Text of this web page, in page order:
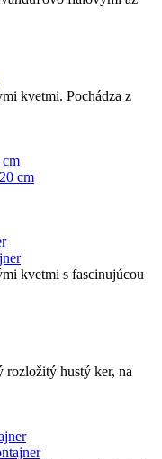
kvetmi. Pochádza z
kvetmi s fascinujúcou
rozložitý hustý ker, na